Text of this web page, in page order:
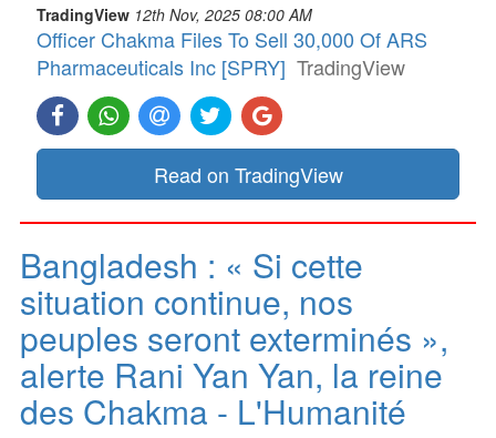
TradingView 12th Nov, 2025 08:00 AM
Officer Chakma Files To Sell 30,000 Of ARS
Pharmaceuticals Inc [SPRY] TradingView
Read on TradingView
Bangladesh : « Si cette
situation continue, nos
peuples seront exterminés »,
alerte Rani Yan Yan, la reine
des Chakma - L'Humanité